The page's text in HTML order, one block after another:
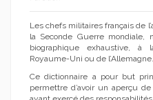
(1
Les chefs militaires français de
la Seconde Guerre mondiale,
biographique exhaustive,
Royaume-Uni ou de l’Allemagne.
Ce dictionnaire a pour but
permettre d’avoir un aperçu